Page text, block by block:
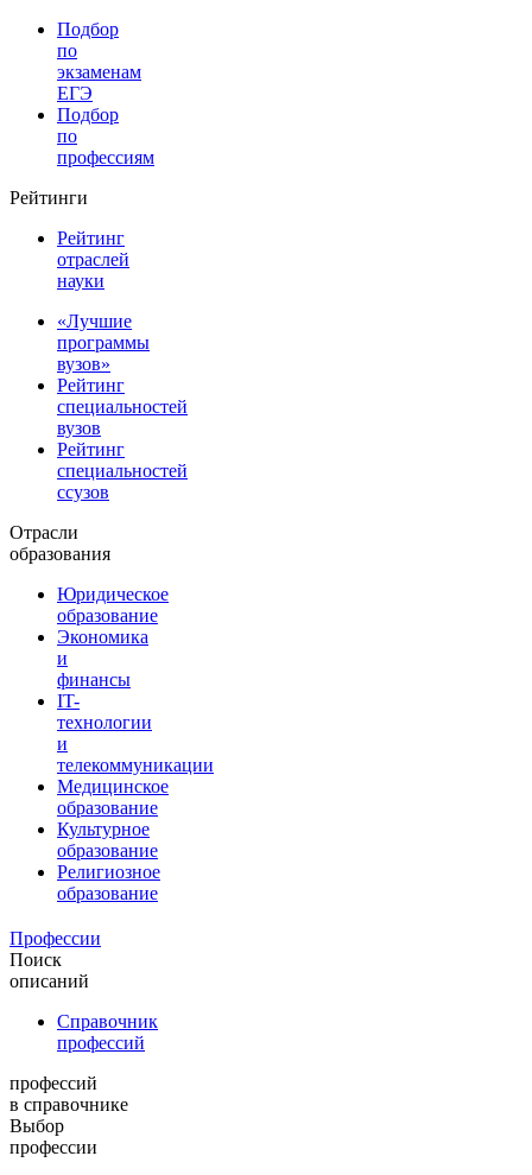
Подбор
по
экзаменам
ЕГЭ
Подбор
по
профессиям
Рейтинги
Рейтинг
отраслей
науки
«Лучшие
программы
вузов»
Рейтинг
специальностей
вузов
Рейтинг
специальностей
ссузов
Отрасли
образования
Юридическое
образование
Экономика
и
финансы
IT-
технологии
и
телекоммуникации
Медицинское
образование
Культурное
образование
Религиозное
образование
Профессии
Поиск
описаний
Справочник
профессий
профессий
в справочнике
Выбор
профессии